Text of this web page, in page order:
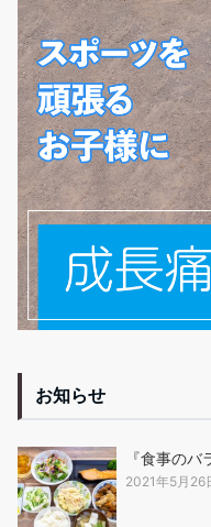
お知らせ
『食事の
2021年5月26